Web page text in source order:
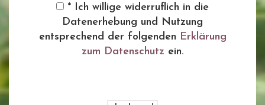
* Ich willige widerruflich in die
Datenerhebung und Nutzung
entsprechend der folgenden Erklärung
zum Datenschutz ein.